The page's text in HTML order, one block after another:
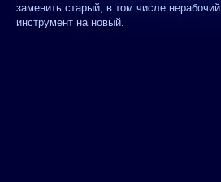
заменить старый, в том числе нерабочий
инструмент на новый.